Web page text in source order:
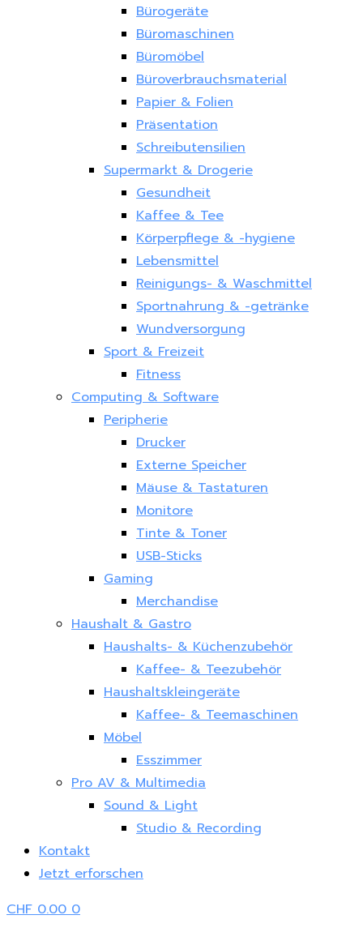
Bürogeräte
Büromaschinen
Büromöbel
Büroverbrauchsmaterial
Papier & Folien
Präsentation
Schreibutensilien
Supermarkt & Drogerie
Gesundheit
Kaffee & Tee
Körperpflege & -hygiene
Lebensmittel
Reinigungs- & Waschmittel
Sportnahrung & -getränke
Wundversorgung
Sport & Freizeit
Fitness
Computing & Software
Peripherie
Drucker
Externe Speicher
Mäuse & Tastaturen
Monitore
Tinte & Toner
USB-Sticks
Gaming
Merchandise
Haushalt & Gastro
Haushalts- & Küchenzubehör
Kaffee- & Teezubehör
Haushaltskleingeräte
Kaffee- & Teemaschinen
Möbel
Esszimmer
Pro AV & Multimedia
Sound & Light
Studio & Recording
Kontakt
Jetzt erforschen
CHF0.00 0